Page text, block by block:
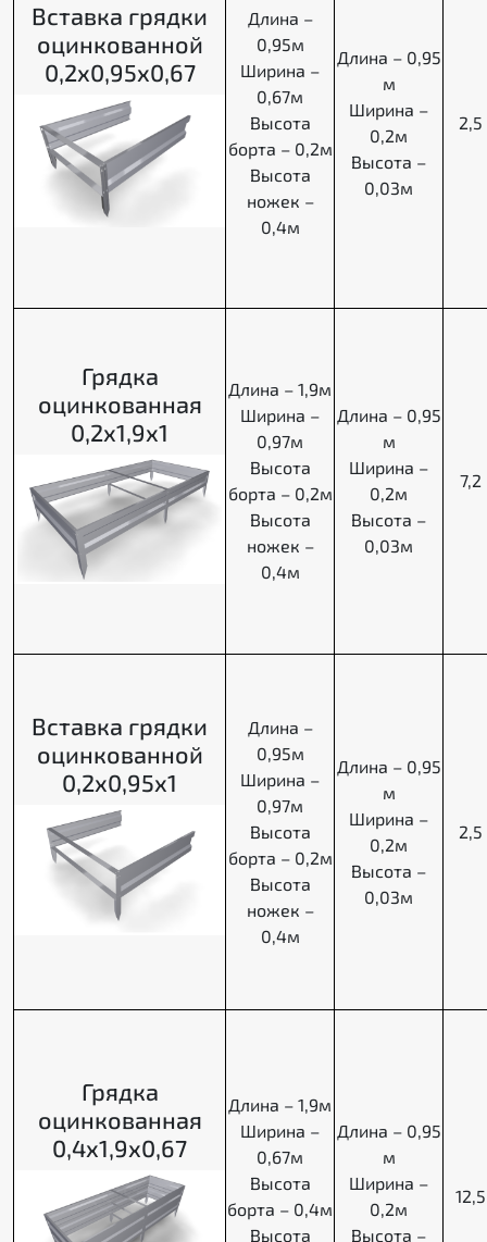
Вставка грядки
оцинкованной
0,2х0,95х0,67
Длина –
0,95м
Ширина –
0,67м
Высота
борта – 0,2м
Высота
ножек –
0,4м
Длина – 0,95
м
Ширина –
0,2м
Высота –
0,03м
2,5
Грядка
оцинкованная
0,2х1,9х1
Длина – 1,9м
Ширина –
0,97м
Высота
борта – 0,2м
Высота
ножек –
0,4м
Длина – 0,95
м
Ширина –
0,2м
Высота –
0,03м
7,2
Вставка грядки
оцинкованной
0,2х0,95х1
Длина –
0,95м
Ширина –
0,97м
Высота
борта – 0,2м
Высота
ножек –
0,4м
Длина – 0,95
м
Ширина –
0,2м
Высота –
0,03м
2,5
Грядка
оцинкованная
0,4х1,9х0,67
Длина – 1,9м
Ширина –
0,67м
Высота
борта – 0,4м
Высота
Длина – 0,95
м
Ширина –
0,2м
Высота –
12,5